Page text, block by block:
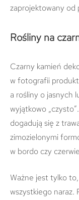
zaprojektowany od
Rośliny na
Czarny kamień
w fotografii
a rośliny o jasnych
wyjątkowo
dogadują się z
zimozielonymi
w bordo czy
Ważne jest tylko
wszystkiego naraz.